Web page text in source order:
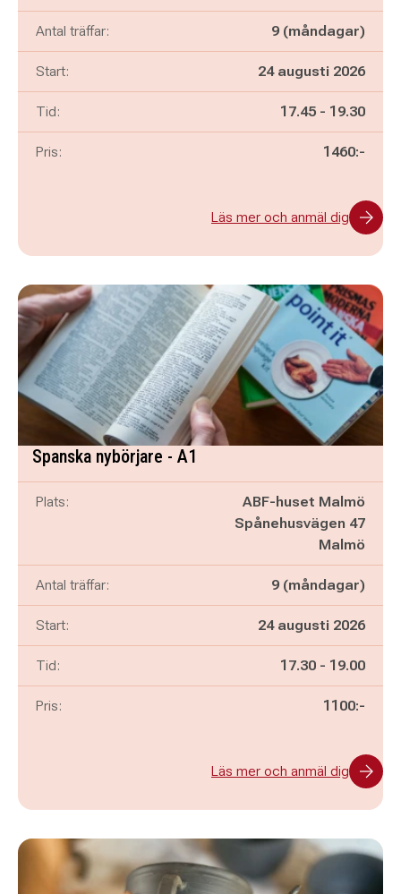
Antal träffar: 9 (måndagar)
Start: 24 augusti 2026
Tid: Pågår mellan
17.45 - och
19.30
Pris: 1460:-
Läs mer och anmäl dig
Spanska nybörjare - A1
Plats:
ABF-huset Malmö
Spånehusvägen 47
Malmö
Antal träffar: 9 (måndagar)
Start: 24 augusti 2026
Tid: Pågår mellan
17.30 - och
19.00
Pris: 1100:-
Läs mer och anmäl dig